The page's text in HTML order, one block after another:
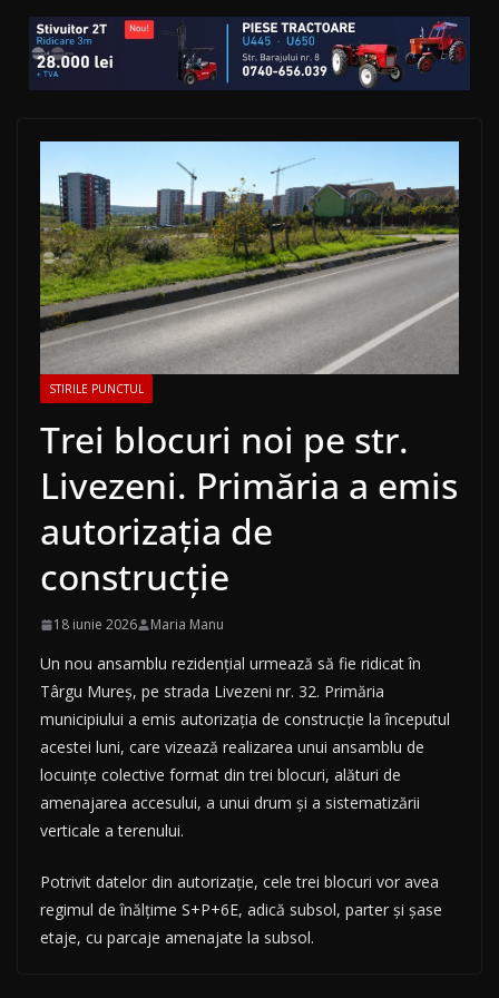
STIRILE PUNCTUL
Trei blocuri noi pe str.
Livezeni. Primăria a emis
autorizația de
construcție
18 iunie 2026 Maria Manu
Un nou ansamblu rezidențial urmează să fie ridicat în
Târgu Mureș, pe strada Livezeni nr. 32. Primăria
municipiului a emis autorizația de construcție la începutul
acestei luni, care vizează realizarea unui ansamblu de
locuințe colective format din trei blocuri, alături de
amenajarea accesului, a unui drum și a sistematizării
verticale a terenului.
Potrivit datelor din autorizație, cele trei blocuri vor avea
regimul de înălțime S+P+6E, adică subsol, parter și șase
etaje, cu parcaje amenajate la subsol.